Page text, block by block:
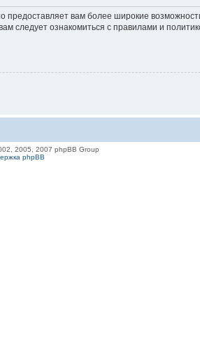
вам более широкие
следует ознакомиться с правилами и
2005, 2007 phpBB Group
phpBB